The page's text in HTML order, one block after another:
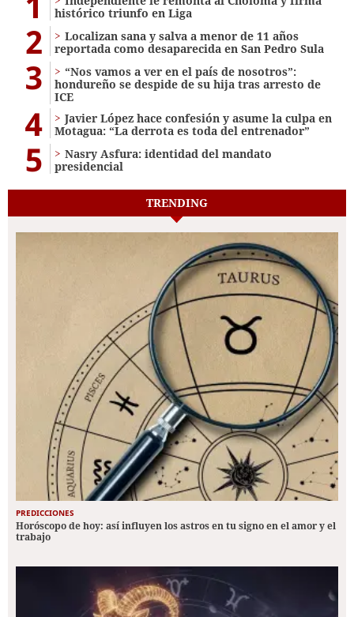
histórico triunfo en Liga
2
Localizan sana y salva a menor de 11 años
reportada como desaparecida en San Pedro Sula
3
“Nos vamos a ver en el país de nosotros”:
hondureño se despide de su hija tras arresto de
ICE
4
Javier López hace confesión y asume la culpa en
Motagua: “La derrota es toda del entrenador”
5
Nasry Asfura: identidad del mandato
presidencial
TRENDING
PREDICCIONES
Horóscopo de hoy: así influyen los astros en tu signo en el amor y el
trabajo